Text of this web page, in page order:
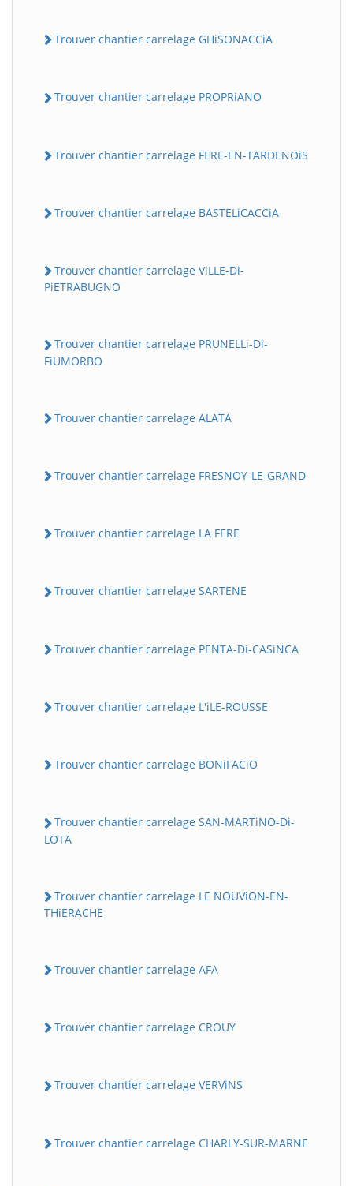
Trouver chantier carrelage GHiSONACCiA
Trouver chantier carrelage PROPRiANO
Trouver chantier carrelage FERE-EN-TARDENOiS
Trouver chantier carrelage BASTELiCACCiA
Trouver chantier carrelage ViLLE-Di-
PiETRABUGNO
Trouver chantier carrelage PRUNELLi-Di-
FiUMORBO
Trouver chantier carrelage ALATA
Trouver chantier carrelage FRESNOY-LE-GRAND
Trouver chantier carrelage LA FERE
Trouver chantier carrelage SARTENE
Trouver chantier carrelage PENTA-Di-CASiNCA
Trouver chantier carrelage L'iLE-ROUSSE
Trouver chantier carrelage BONiFACiO
Trouver chantier carrelage SAN-MARTiNO-Di-
LOTA
Trouver chantier carrelage LE NOUViON-EN-
THiERACHE
Trouver chantier carrelage AFA
Trouver chantier carrelage CROUY
Trouver chantier carrelage VERViNS
Trouver chantier carrelage CHARLY-SUR-MARNE